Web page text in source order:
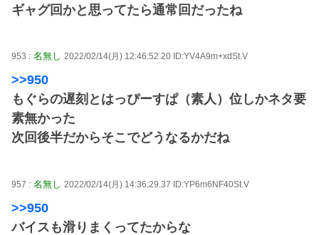
ギャグ回かと思ってたら通常回だったね
953 : 名無し 2022/02/14(月) 12:46:52.20 ID:YV4A9m+xdSt.V
>>950
もぐらの遅刻とはっぴーすぱ（素人）位しかネタ要
素無かった
次回後半だからそこでどうなるかだね
957 : 名無し 2022/02/14(月) 14:36:29.37 ID:YP6m6NF40St.V
>>950
バイスも滑りまくってたからな